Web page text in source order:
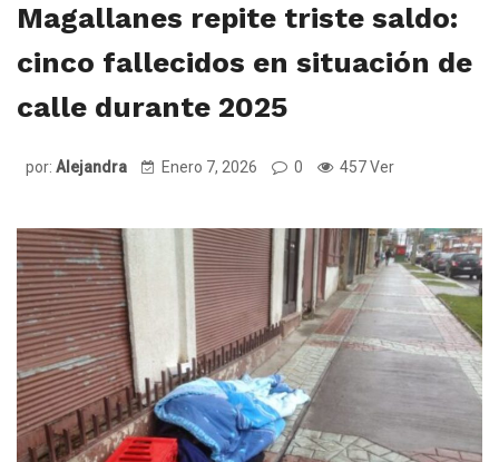
Magallanes repite triste saldo:
cinco fallecidos en situación de
calle durante 2025
por: Alejandra Enero 7, 2026 0 457 Ver